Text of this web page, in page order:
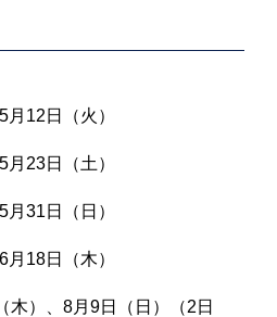
月12日（火）
月23日（土）
月31日（日）
月18日（木）
木）、8月9日（日）（2日